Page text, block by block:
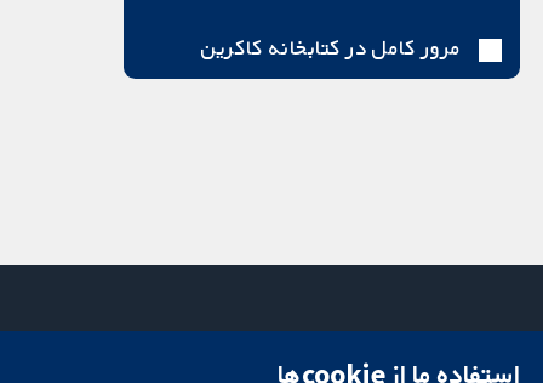
مرور کامل در کتابخانه کاکرین
میدان کاوندیش استفاده ما از cookie‌ها